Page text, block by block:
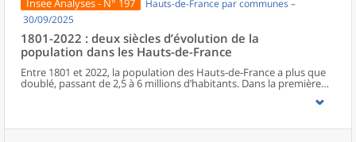
sont plus jeunes que leurs homologues masculins. En parallèle de
leurs fonctions politiques, elles occupent davantage que ces
et moins souvent des emplois de cadre ou des professions
intellectuelles supérieures.
Insee Analyses - N° 197
Hauts-de-France par communes –
30/09/2025
1801-2022 : deux siècles d’évolution de la
population dans les Hauts-de-France
Entre 1801 et 2022, la population des Hauts-de-France a plus que
doublé, passant de 2,5 à 6 millions d’habitants. Dans la première
moitié du XIXe siècle, l’essor régional est surtout porté par le Nord.
accélérant l’exode rural, bouleverse le peuplement de la région.